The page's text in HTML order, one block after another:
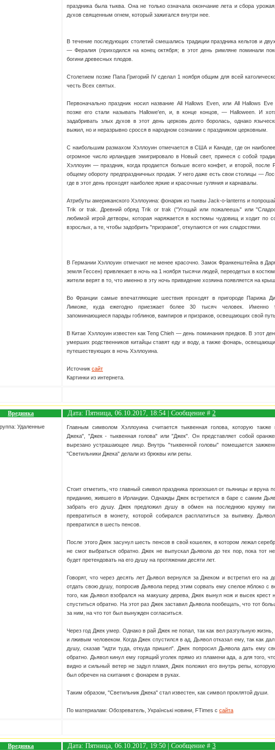
праздника была тыква. Она не только означала окончание лета и сбора
духов священным огнем, который зажигался внутри нее.
В течение последующих столетий смешались традиции праздника кельтов и
— Фералия (приходился на конец октября; в этот день римляне поминали
богини древесных плодов.
Столетием позже Папа Григорий IV сделал 1 ноября общим для всей
честь Всех святых.
Первоначально праздник носил название All Hallows Even, или All Hallows
позже его стали называть Hallowe'en, и, в конце концов, — Halloween. И
задабривать злых духов в этот день церковь долго боролась, однако
выжил, но и неразрывно сросся в народном сознании с праздником церковным.
С наибольшим размахом Хэллоуин отмечается в США и Канаде, где он
огромное число ирландцев эмигрировало в Новый свет, принеся с собой
Хэллоуин — праздник, когда продается больше всего конфет, и второй, после
общему обороту предпраздничных продаж. У него даже есть свои столицы —
где в этот день проходят наиболее яркие и красочные гуляния и карнавалы.
Атрибуты американского Хэллоуина: фонарик из тыквы Jack-o-lanterns и
Trik or trak. Древний обряд Trik or trak ("Угощай или пожалеешь" или
любимой игрой детворы, которая наряжается в костюмы чудовищ и ходит по
взрослых, а те, чтобы задобрить "призраков", откупаются от них сладостями.
В Германии Хэллоуин отмечают не менее красочно. Замок Франкенштейна в
земля Гессен) привлекает в ночь на 1 ноября тысячи людей, переодетых в
жители верят в то, что именно в эту ночь привидение хозяина появляется на
Во Франции самые впечатляющие шествия проходят в пригороде Парижа
Лиможе, куда ежегодно приезжает более 30 тысяч человек. Именно
запоминающиеся парады гоблинов, вампиров и призраков, освещающих свой
В Китае Хэллоуин известен как Teng Chieh — день поминания предков. В этот
умерших родственников китайцы ставят еду и воду, а также фонарь,
путешествующих в ночь Хэллоуина.
Источник сайт
Картинки из интернета.
Врединка Дата: Пятница, 06.10.2017, 18:54 | Сообщение # 2
Удаленные
Главным символом Хэллоуина считается тыквенная голова, которую также
Джека", "Джек - тыквенная голова" или "Джек". Он представляет собой
вырезано устрашающее лицо. Внутрь "тыквенной головы" помещается
"Светильники Джека" делали из брюквы или репы.
Стоит отметить, что главный символ праздника произошел от пьяницы и вруна
приданию, жившего в Ирландии. Однажды Джек встретился в баре с самим
забрать его душу. Джек предложил душу в обмен на последнюю кружку
превратиться в монету, которой собирался расплатиться за выпивку.
превратился в шесть пенсов.
После этого Джек засунул шесть пенсов в свой кошелек, в котором лежал
не смог выбраться обратно. Джек не выпускал Дьявола до тех пор, пока тот
будет претендовать на его душу на протяжении десяти лет.
Говорят, что через десять лет Дьявол вернулся за Джеком и встретил его на
отдать свою душу, попросив Дьявола перед этим сорвать ему спелое яблоко с
того, как Дьявол взобрался на макушку дерева, Джек вынул нож и высек крест
спуститься обратно. На этот раз Джек заставил Дьявола пообещать, что тот
за ним, на что тот был вынужден согласиться.
Через год Джек умер. Однако в рай Джек не попал, так как вел разгульную
и лживым человеком. Когда Джек спустился в ад, Дьявол отказал ему, так как
душу, сказав "идти туда, откуда пришел". Джек попросил Дьявола дать ему
обратно. Дьявол кинул ему горящий уголек прямо из пламени ада, а для того,
видно и сильный ветер не задул пламя, Джек положил его внутрь репы,
был обречен на скитания с фонарем в руках.
Таким образом, "Светильник Джека" стал известен, как символ проклятой души.
По материалам: Обозреватель, Українські новини, FTimes с сайта
Врединка Дата: Пятница, 06.10.2017, 19:50 | Сообщение # 3